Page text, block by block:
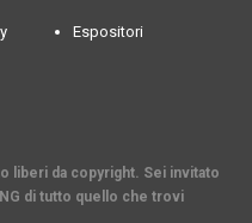
Espositori
liberi da copyright. Sei invitato
di tutto quello che trovi